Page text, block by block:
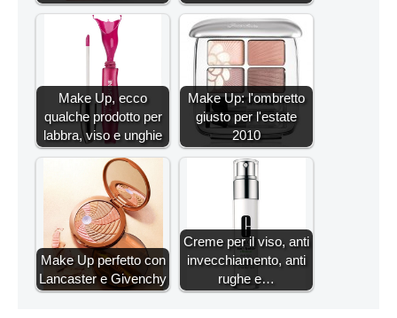
Make Up, ecco
qualche prodotto per
labbra, viso e unghie
Make Up: l'ombretto
giusto per l'estate
2010
Make Up perfetto con
Lancaster e Givenchy
Creme per il viso, anti
invecchiamento, anti
rughe e…